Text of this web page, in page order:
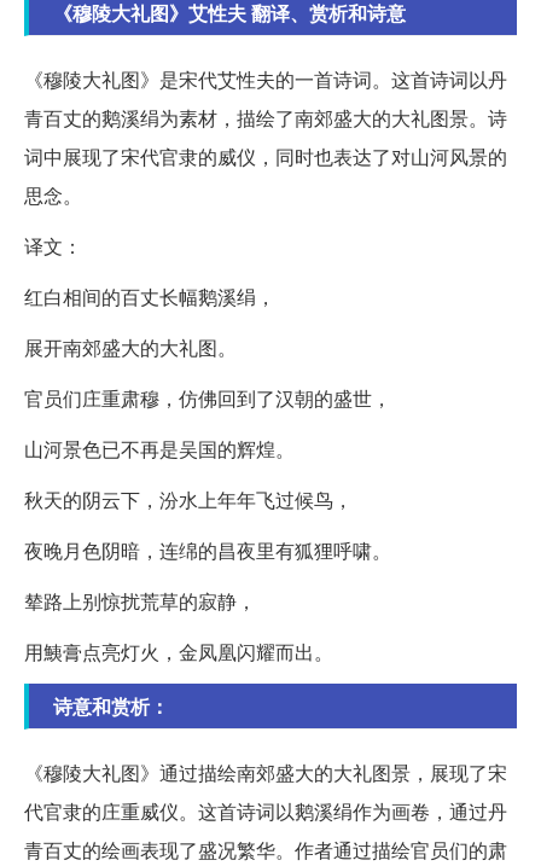
《穆陵大礼图》艾性夫 翻译、赏析和诗意
《穆陵大礼图》是宋代艾性夫的一首诗词。这首诗词以丹
青百丈的鹅溪绢为素材，描绘了南郊盛大的大礼图景。诗
词中展现了宋代官隶的威仪，同时也表达了对山河风景的
思念。
译文：
红白相间的百丈长幅鹅溪绢，
展开南郊盛大的大礼图。
官员们庄重肃穆，仿佛回到了汉朝的盛世，
山河景色已不再是吴国的辉煌。
秋天的阴云下，汾水上年年飞过候鸟，
夜晚月色阴暗，连绵的昌夜里有狐狸呼啸。
辇路上别惊扰荒草的寂静，
用鮧膏点亮灯火，金凤凰闪耀而出。
诗意和赏析：
《穆陵大礼图》通过描绘南郊盛大的大礼图景，展现了宋
代官隶的庄重威仪。这首诗词以鹅溪绢作为画卷，通过丹
青百丈的绘画表现了盛况繁华。作者通过描绘官员们的肃